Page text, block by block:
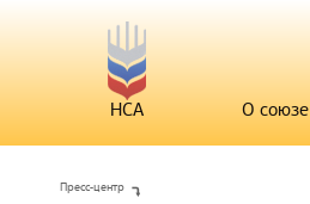
НСА О союзе
Пресс-центр